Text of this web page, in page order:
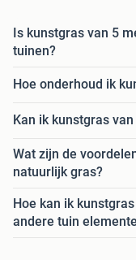
Is kunstgras van 5
tuinen?
Hoe onderhoud ik
Kan ik kunstgras
Wat zijn de
natuurlijk gras?
Hoe kan ik
andere tuin